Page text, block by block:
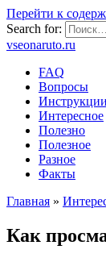
Перейти к
Search for:
vseonaruto.ru
FAQ
Вопросы
Инструкции
Интересное
Полезно
Полезное
Разное
Факты
Главная »
Как